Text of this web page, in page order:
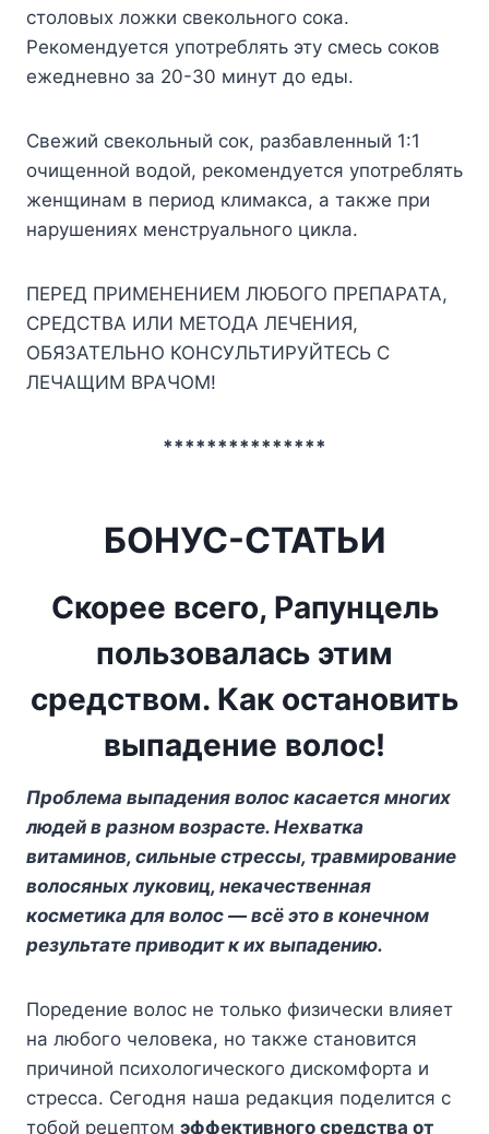
столовых ложки свекольного сока.
Рекомендуется употреблять эту смесь соков
ежедневно за 20-30 минут до еды.
Свежий свекольный сок, разбавленный 1:1
очищенной водой, рекомендуется употреблять
женщинам в период климакса, а также при
нарушениях менструального цикла.
ПЕРЕД ПРИМЕНЕНИЕМ ЛЮБОГО ПРЕПАРАТА,
СРЕДСТВА ИЛИ МЕТОДА ЛЕЧЕНИЯ,
ОБЯЗАТЕЛЬНО КОНСУЛЬТИРУЙТЕСЬ С
ЛЕЧАЩИМ ВРАЧОМ!
***************
БОНУС-СТАТЬИ
Скорее всего, Рапунцель
пользовалась этим
средством. Как остановить
выпадение волос!
Проблема выпадения волос касается многих
людей в разном возрасте. Нехватка
витаминов, сильные стрессы, травмирование
волосяных луковиц, некачественная
косметика для волос — всё это в конечном
результате приводит к их выпадению.
Поредение волос не только физически влияет
на любого человека, но также становится
причиной психологического дискомфорта и
стресса. Сегодня наша редакция поделится с
тобой рецептом эффективного средства от